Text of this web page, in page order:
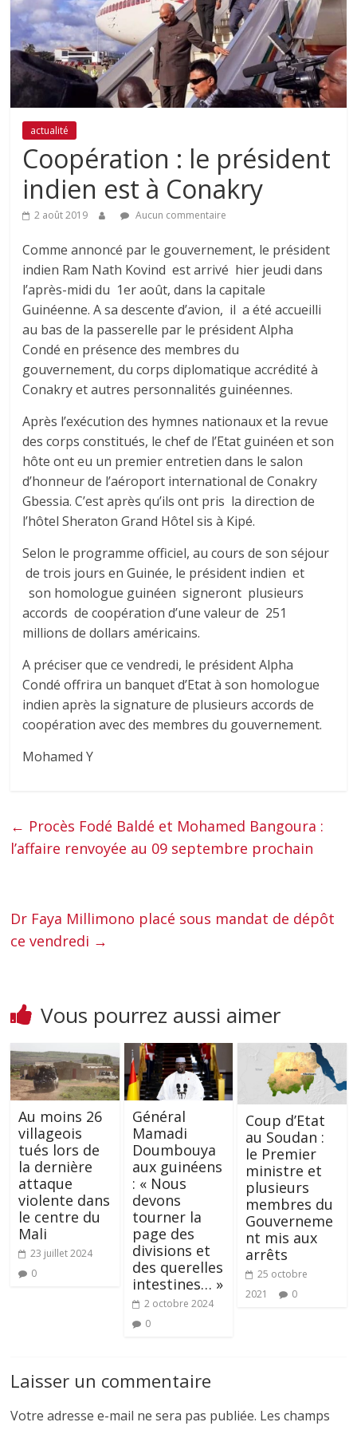
actualité
Coopération : le président
indien est à Conakry
2 août 2019 Aucun commentaire
Comme annoncé par le gouvernement, le président
indien Ram Nath Kovind est arrivé hier jeudi dans
l’après-midi du 1er août, dans la capitale
Guinéenne. A sa descente d’avion, il a été accueilli
au bas de la passerelle par le président Alpha
Condé en présence des membres du
gouvernement, du corps diplomatique accrédité à
Conakry et autres personnalités guinéennes.
Après l’exécution des hymnes nationaux et la revue
des corps constitués, le chef de l’Etat guinéen et son
hôte ont eu un premier entretien dans le salon
d’honneur de l’aéroport international de Conakry
Gbessia. C’est après qu’ils ont pris la direction de
l’hôtel Sheraton Grand Hôtel sis à Kipé.
Selon le programme officiel, au cours de son séjour
de trois jours en Guinée, le président indien et
son homologue guinéen signeront plusieurs
accords de coopération d’une valeur de 251
millions de dollars américains.
A préciser que ce vendredi, le président Alpha
Condé offrira un banquet d’Etat à son homologue
indien après la signature de plusieurs accords de
coopération avec des membres du gouvernement.
Mohamed Y
← Procès Fodé Baldé et Mohamed Bangoura :
l’affaire renvoyée au 09 septembre prochain
Dr Faya Millimono placé sous mandat de dépôt
ce vendredi →
Vous pourrez aussi aimer
Au moins 26
villageois
tués lors de
la dernière
attaque
violente dans
le centre du
Mali
23 juillet 2024
0
Général
Mamadi
Doumbouya
aux guinéens
: « Nous
devons
tourner la
page des
divisions et
des querelles
intestines… »
2 octobre 2024
0
Coup d’Etat
au Soudan :
le Premier
ministre et
plusieurs
membres du
Gouverneme
nt mis aux
arrêts
25 octobre
2021
0
Laisser un commentaire
Votre adresse e-mail ne sera pas publiée. Les champs